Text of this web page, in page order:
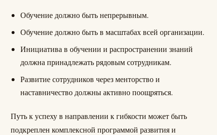
Обучение должно быть непрерывным.
Обучение должно быть в масштабах всей организации.
Инициатива в обучении и распространении знаний
должна принадлежать рядовым сотрудникам.
Развитие сотрудников через менторство и
наставничество должны активно поощряться.
Путь к успеху в направлении к гибкости может быть
подкреплен комплексной программой развития и